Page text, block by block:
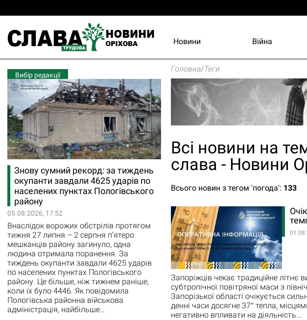
Новини Війна
Вибір редакції
Знову сумний рекорд: за тиждень
окупанти завдали 4625 ударів по
населених пунктах Пологівського
району
05.08.2026, 17:52
Внаслідок ворожих обстрілів протягом
тижня 27 липня – 2 серпня п’ятеро
мешканців району загинуло, одна
людина отримала поранення. За
тиждень окупанти завдали 4625 ударів
по населених пунктах Пологівського
району. Це більше, ніж тижнем раніше,
коли їх було 4446. Як повідомила
Пологівська районна військова
адміністрація, найбільше…
Головна/Теги
Всі новини на
слава - Новини
Всього новин з тегом 'погода': 133
Запоріжців чекає традиційне літнє
субтропічної повітряної маси з
Запорізької області очікується
денні часи досягне 37° тепла,
негативно впливати на діяльність…